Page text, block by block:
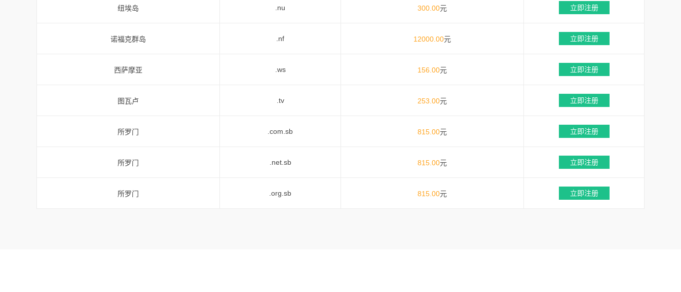
纽埃岛 .nu 300.00元 立即注册
诺福克群岛 .nf 12000.00元 立即注册
西萨摩亚 .ws 156.00元 立即注册
图瓦卢 .tv 253.00元 立即注册
所罗门 .com.sb 815.00元 立即注册
所罗门 .net.sb 815.00元 立即注册
所罗门 .org.sb 815.00元 立即注册